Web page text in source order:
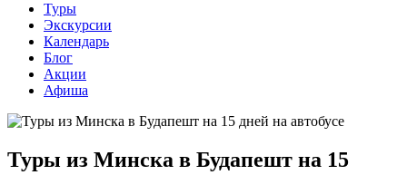
Туры
Экскурсии
Календарь
Блог
Акции
Афиша
Туры из Минска в Будапешт на 15